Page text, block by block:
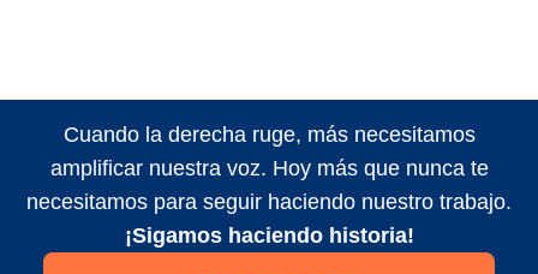
Cuando la derecha ruge, más necesitamos
amplificar nuestra voz. Hoy más que nunca te
necesitamos para seguir haciendo nuestro trabajo.
¡Sigamos haciendo historia!